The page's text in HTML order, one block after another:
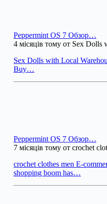
Peppermint OS 7 Обзор…
4 місяців тому от Sex Dolls
Sex Dolls with Local
Buy…
Peppermint OS 7 Обзор…
7 місяців тому от crochet
crochet clothes men E-
shopping boom has…